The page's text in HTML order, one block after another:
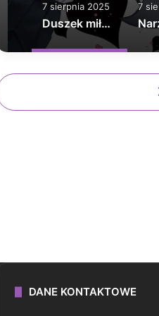
7 sierpnia 2025
Duszek miłości
7
DANE KONTAKTOWE